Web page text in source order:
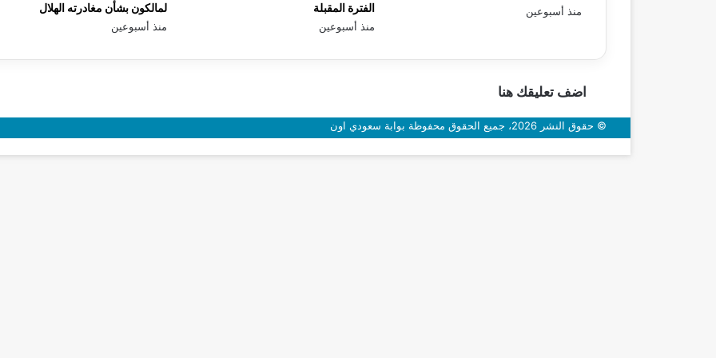
لمالكون بشأن مغادرته الهلال
منذ أسبوعين
الفترة المقبلة
منذ أسبوعين
منذ أسبوعين
اضف تعليقك هنا
© حقوق النشر 2026، جميع الحقوق محفوظة بوابة سعودي اون